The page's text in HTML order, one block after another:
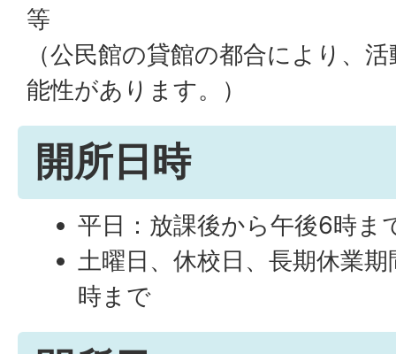
等
（公民館の貸館の都合により、
能性があります。）
開所日時
平日：放課後から午後6時ま
土曜日、休校日、長期休業
時まで